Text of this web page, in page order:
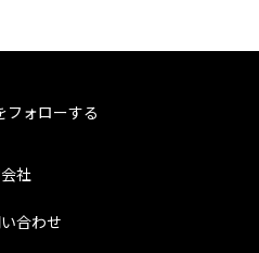
フォローする
社
合わせ